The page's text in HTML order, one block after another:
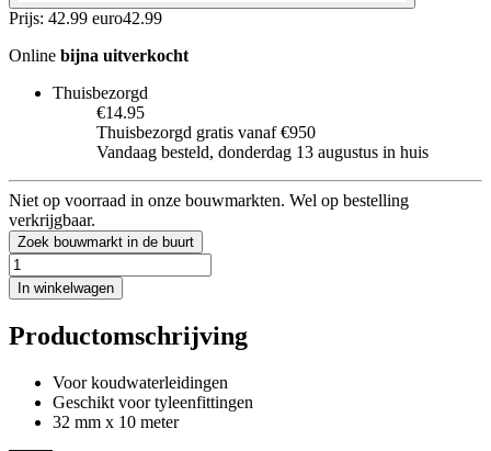
Prijs: 42.99 euro42.99
Online bijna uitverkocht
Thuisbezorgd
€14.95
Thuisbezorgd gratis vanaf €950
Vandaag besteld, donderdag 13 augustus in huis
Niet op voorraad in onze bouwmarkten. Wel op bestelling
verkrijgbaar.
Zoek bouwmarkt in de buurt
In winkelwagen
Productomschrijving
Voor koudwaterleidingen
Geschikt voor tyleenfittingen
32 mm x 10 meter